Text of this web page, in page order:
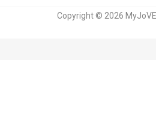
Copyright © 2026